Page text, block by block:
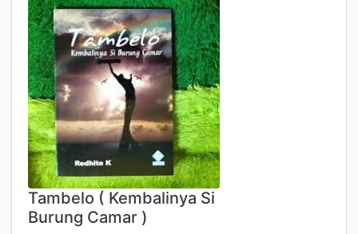
Tambelo ( Kembalinya Si
Burung Camar )